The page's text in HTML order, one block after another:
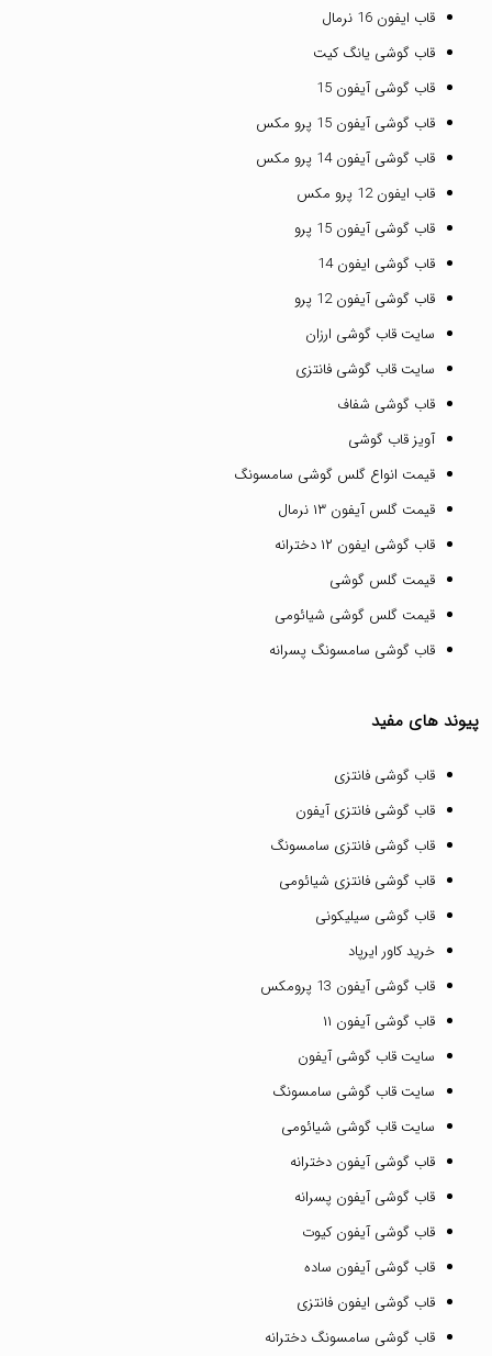
قاب ایفون 16 نرمال
قاب گوشی یانگ کیت
قاب گوشی آیفون 15
قاب گوشی آیفون 15 پرو مکس
قاب گوشی آیفون 14 پرو مکس
قاب ایفون 12 پرو مکس
قاب گوشی آیفون 15 پرو
قاب گوشی ایفون 14
قاب گوشی آیفون 12 پرو
سایت قاب گوشی ارزان
سایت قاب گوشی فانتزی
قاب گوشی شفاف
آویز قاب گوشی
قیمت انواع گلس گوشی سامسونگ
قیمت گلس آیفون ۱۳ نرمال
قاب گوشی ایفون ۱۲ دخترانه
قیمت گلس گوشی
قیمت گلس گوشی شیائومی
قاب گوشی سامسونگ پسرانه
پیوند های مفید
قاب گوشی فانتزی
قاب گوشی فانتزی آیفون
قاب گوشی فانتزی سامسونگ
قاب گوشی فانتزی شیائومی
قاب گوشی سیلیکونی
خرید کاور ایرپاد
قاب گوشی آیفون 13 پرومکس
قاب گوشی آیفون ۱۱
سایت قاب گوشی آیفون
سایت قاب گوشی سامسونگ
سایت قاب گوشی شیائومی
قاب گوشی آیفون دخترانه
قاب گوشی آیفون پسرانه
قاب گوشی آیفون کیوت
قاب گوشی آیفون ساده
قاب گوشی ایفون فانتزی
قاب گوشی سامسونگ دخترانه